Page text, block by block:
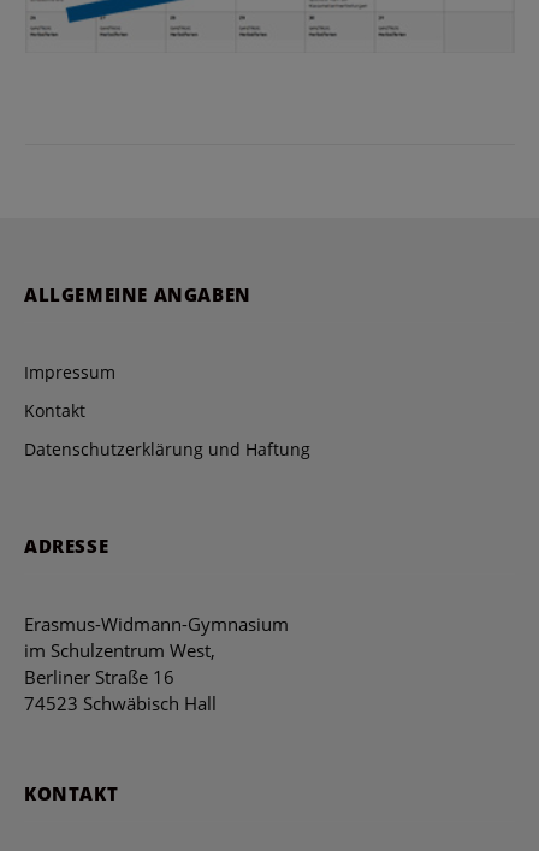
ALLGEMEINE ANGABEN
Impressum
Kontakt
Datenschutzerklärung und Haftung
ADRESSE
Erasmus-Widmann-Gymnasium
im Schulzentrum West,
Berliner Straße 16
74523 Schwäbisch Hall
KONTAKT